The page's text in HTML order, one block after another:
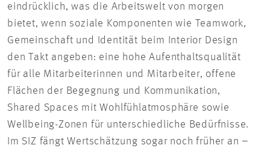
eindrücklich, was die Arbeitswelt von morgen
bietet, wenn soziale Komponenten wie Teamwork,
Gemeinschaft und Identität beim Interior Design
den Takt angeben: eine hohe Aufenthaltsqualität
für alle Mitarbeiterinnen und Mitarbeiter, offene
Flächen der Begegnung und Kommunikation,
Shared Spaces mit Wohlfühlatmosphäre sowie
Wellbeing-Zonen für unterschiedliche Bedürfnisse.
Im SIZ fängt Wertschätzung sogar noch früher an –